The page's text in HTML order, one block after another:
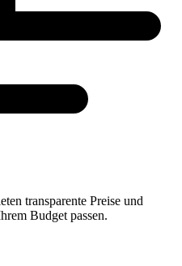
transparente Preise und
Budget passen.